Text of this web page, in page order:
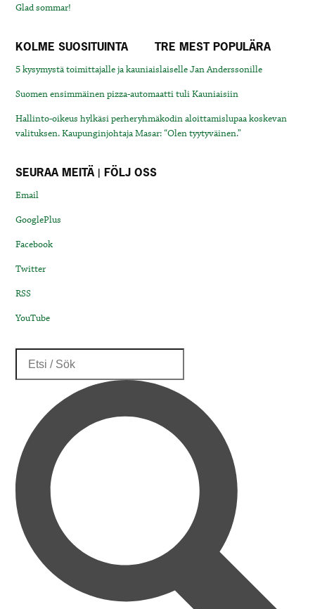
Glad sommar!
KOLME SUOSITUINTA TRE MEST POPULÄRA
5 kysymystä toimittajalle ja kauniaislaiselle Jan Anderssonille
Suomen ensimmäinen pizza-automaatti tuli Kauniaisiin
Hallinto-oikeus hylkäsi perheryhmäkodin aloittamislupaa koskevan
valituksen. Kaupunginjohtaja Masar: “Olen tyytyväinen.”
SEURAA MEITÄ | FÖLJ OSS
Email
GooglePlus
Facebook
Twitter
RSS
YouTube